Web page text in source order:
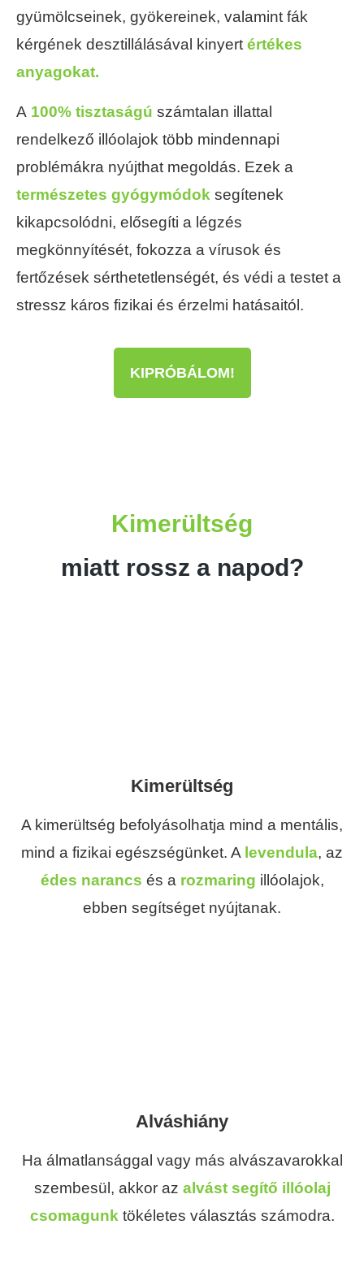
gyümölcseinek, gyökereinek, valamint fák
kérgének desztillálásával kinyert értékes
anyagokat.
A 100% tisztaságú számtalan illattal
rendelkező illóolajok több mindennapi
problémákra nyújthat megoldás. Ezek a
természetes gyógymódok segítenek
kikapcsolódni, elősegíti a légzés
megkönnyítését, fokozza a vírusok és
fertőzések sérthetetlenségét, és védi a testet a
stressz káros fizikai és érzelmi hatásaitól.
KIPRÓBÁLOM!
Kimerültség
miatt rossz a napod?
Kimerültség
A kimerültség befolyásolhatja mind a mentális,
mind a fizikai egészségünket. A levendula, az
édes narancs és a rozmaring illóolajok,
ebben segítséget nyújtanak.
Alváshiány
Ha álmatlansággal vagy más alvászavarokkal
szembesül, akkor az alvást segítő illóolaj
csomagunktökéletes választás számodra.